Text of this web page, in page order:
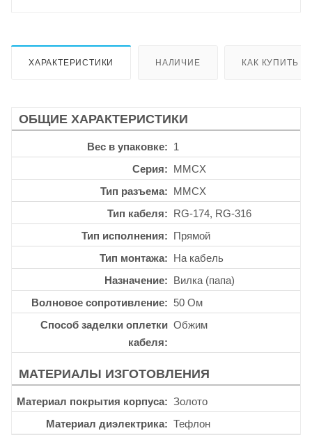
ХАРАКТЕРИСТИКИ НАЛИЧИЕ КАК КУПИТЬ
ОБЩИЕ ХАРАКТЕРИСТИКИ
Вес в упаковке
1
Серия
MMCX
Тип разъема
MMCX
Тип кабеля
RG-174, RG-316
Тип исполнения
Прямой
Тип монтажа
На кабель
Назначение
Вилка (папа)
Волновое сопротивление
50 Ом
Способ заделки оплетки
кабеля
Обжим
МАТЕРИАЛЫ ИЗГОТОВЛЕНИЯ
Материал покрытия корпуса
Золото
Материал диэлектрика
Тефлон